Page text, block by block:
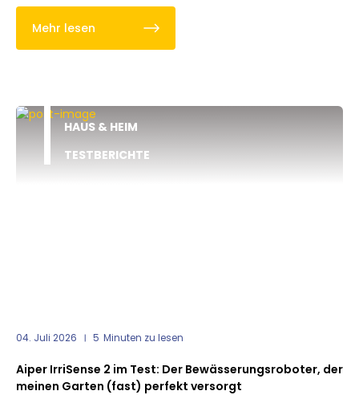
Mehr lesen
HAUS & HEIM
TESTBERICHTE
04. Juli 2026 5 Minuten zu lesen
Aiper IrriSense 2 im Test: Der Bewässerungsroboter, der
meinen Garten (fast) perfekt versorgt